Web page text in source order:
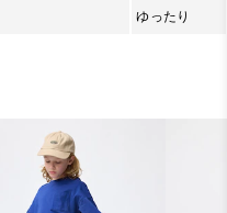
ゆったり